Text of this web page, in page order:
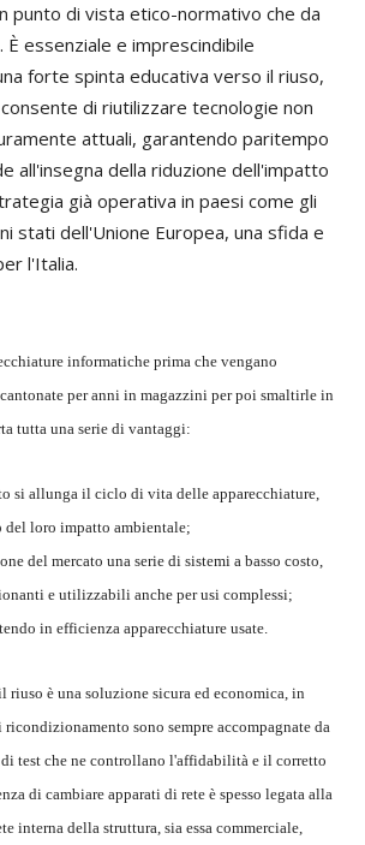
punto di vista etico-normativo che da
È essenziale e imprescindibile
forte spinta educativa verso il riuso,
di riutilizzare tecnologie non
attuali, garantendo paritempo
all'insegna della riduzione dell'impatto
già operativa in paesi come gli
stati dell'Unione Europea, una sfida e
l'Italia.
informatiche prima che vengano
per anni in magazzini per poi smaltirle in
tutta una serie di vantaggi:
si allunga il ciclo di vita delle apparecchiature,
loro impatto ambientale;
del mercato una serie di sistemi a basso costo,
e utilizzabili anche per usi complessi;
in efficienza apparecchiature usate.
riuso è una soluzione sicura ed economica, in
sono sempre accompagnate da
test che ne controllano l'affidabilità e il corretto
di cambiare apparati di rete è spesso legata alla
interna della struttura, sia essa commerciale,